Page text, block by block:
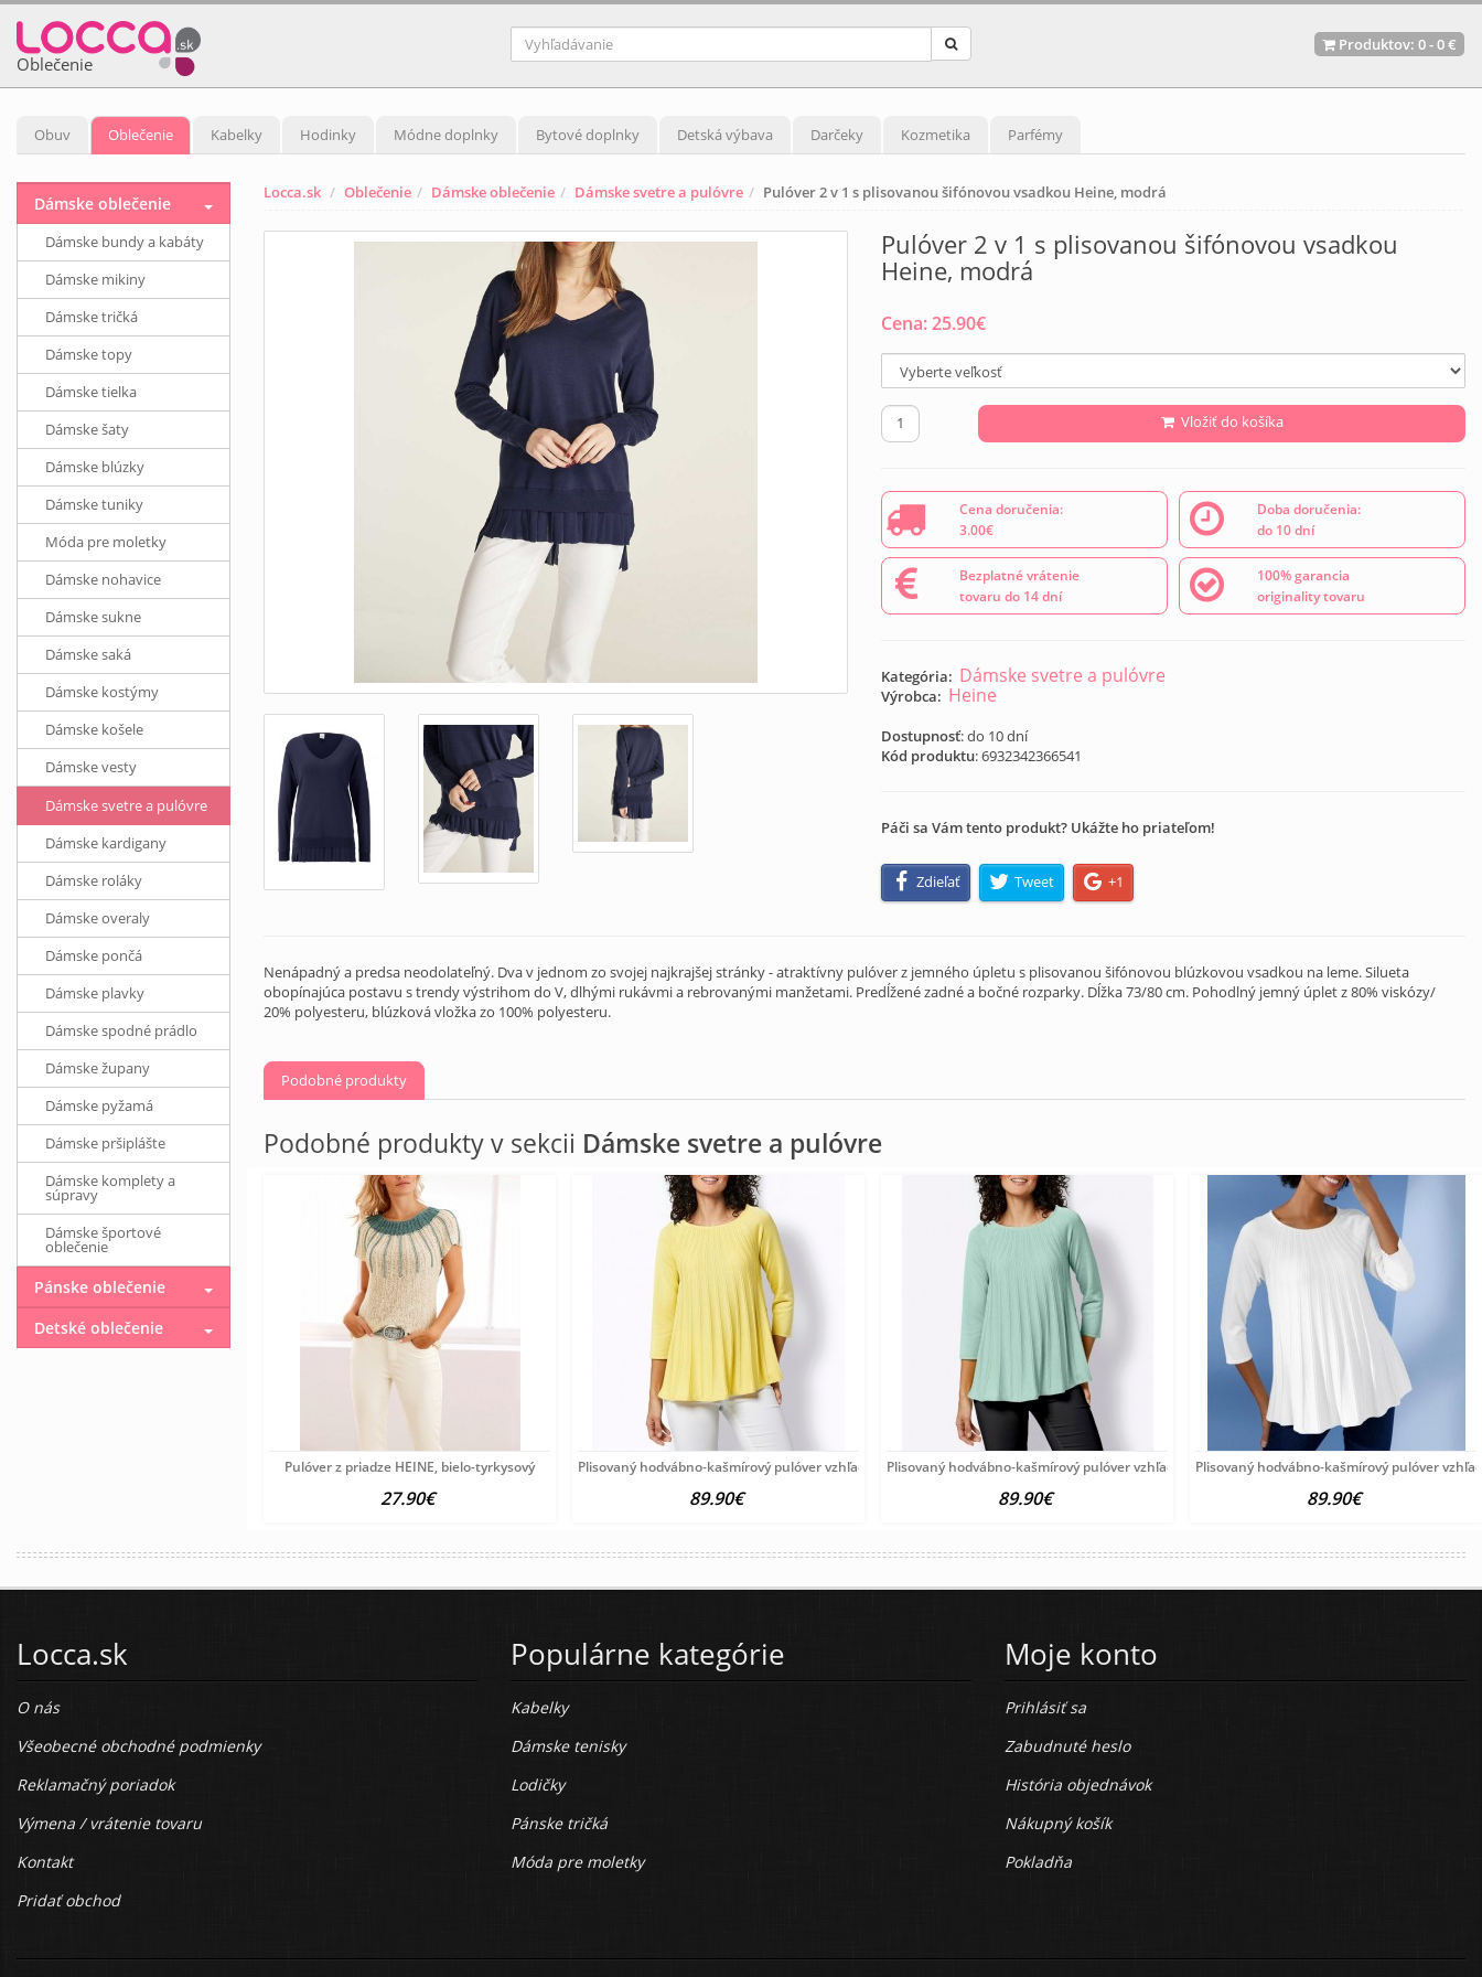
Oblečenie
Produktov: 0-0 €
Obuv Oblečenie Kabelky Hodinky Módne doplnky Bytové doplnky Detská výbava Darčeky Kozmetika Parfémy
Locca.sk Oblečenie Dámske oblečenie Dámske svetre a pulóvre Pulóver 2 v 1 s plisovanou šifónovou vsadkou Heine, modrá
Pulóver 2 v 1 s plisovanou šifónovou vsadkou
Heine, modrá
Cena:25.90€
Vložiť do košíka
Cena doručenia:
3.00€
Doba doručenia:
do 10 dní
Bezplatné vrátenie
tovaru do 14 dní
100% garancia
originality tovaru
Kategória: Dámske svetre a pulóvre
Výrobca: Heine
Dostupnosť: do 10 dní
Kód produktu:6932342366541
Páči sa Vám tento produkt? Ukážte ho priateľom!
Zdieľať Tweet +1
Nenápadný a predsa neodolateľný. Dva v jednom zo svojej najkrajšej stránky - atraktívny pulóver z jemného úpletu s plisovanou šifónovou blúzkovou vsadkou na leme. Silueta
obopínajúca postavu s trendy výstrihom do V, dlhými rukávmi a rebrovanými manžetami. Predĺžené zadné a bočné rozparky. Dĺžka 73/80 cm. Pohodlný jemný úplet z 80% viskózy/
20% polyesteru, blúzková vložka zo 100% polyesteru.
Podobné produkty
Podobné produkty v sekcii Dámske svetre a pulóvre
Pulóver z priadze HEINE, bielo-tyrkysový
27.90€
Plisovaný hodvábno-kašmírový pulóver vzhľadom Création
89.90€
Plisovaný hodvábno-kašmírový pulóver vzhľadom Création
89.90€
Plisovaný hodvábno-kašmírový pulóver
89.90€
Dámske oblečenie
Dámske bundy a kabáty
Dámske mikiny
Dámske tričká
Dámske topy
Dámske tielka
Dámske šaty
Dámske blúzky
Dámske tuniky
Móda pre moletky
Dámske nohavice
Dámske sukne
Dámske saká
Dámske kostýmy
Dámske košele
Dámske vesty
Dámske svetre a pulóvre
Dámske kardigany
Dámske roláky
Dámske overaly
Dámske pončá
Dámske plavky
Dámske spodné prádlo
Dámske župany
Dámske pyžamá
Dámske pršiplášte
Dámske komplety a
súpravy
Dámske športové
oblečenie
Pánske oblečenie
Detské oblečenie
Locca.sk
O nás
Všeobecné obchodné podmienky
Reklamačný poriadok
Výmena / vrátenie tovaru
Kontakt
Pridať obchod
Populárne kategórie
Kabelky
Dámske tenisky
Lodičky
Pánske tričká
Móda pre moletky
Moje konto
Prihlásiť sa
Zabudnuté heslo
História objednávok
Nákupný košík
Pokladňa